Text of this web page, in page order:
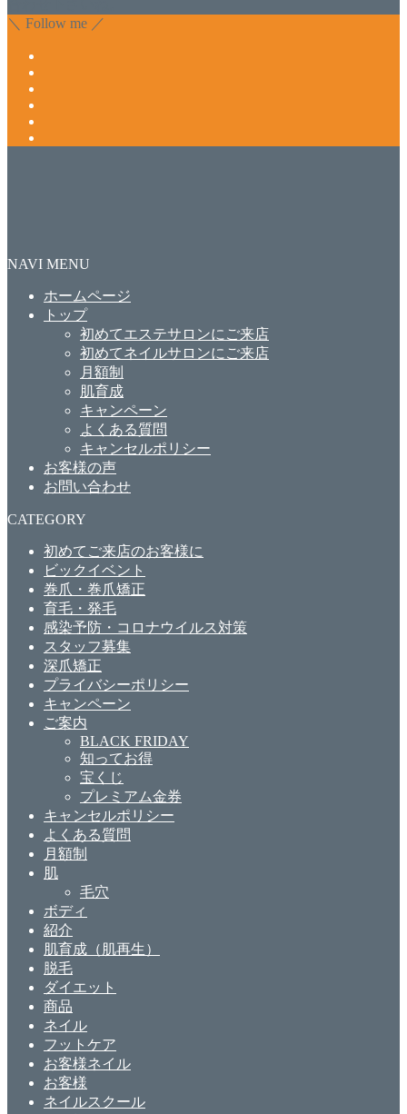
＼ Follow me ／
NAVI MENU
ホームページ
トップ
初めてエステサロンにご来店
初めてネイルサロンにご来店
月額制
肌育成
キャンペーン
よくある質問
キャンセルポリシー
お客様の声
お問い合わせ
CATEGORY
初めてご来店のお客様に
ビックイベント
巻爪・巻爪矯正
育毛・発毛
感染予防・コロナウイルス対策
スタッフ募集
深爪矯正
プライバシーポリシー
キャンペーン
ご案内
BLACK FRIDAY
知ってお得
宝くじ
プレミアム金券
キャンセルポリシー
よくある質問
月額制
肌
毛穴
ボディ
紹介
肌育成（肌再生）
脱毛
ダイエット
商品
ネイル
フットケア
お客様ネイル
お客様
ネイルスクール